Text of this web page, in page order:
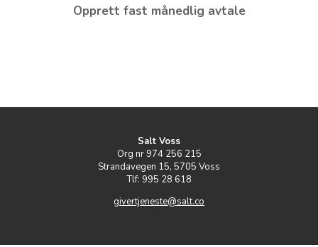
Opprett fast månedlig avtale
Salt Voss
Org nr 974 256 215
Strandavegen 15, 5705 Voss
Tlf: 995 28 618
givertjeneste@salt.co